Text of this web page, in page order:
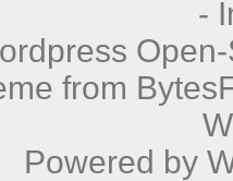
-
from
Powered by